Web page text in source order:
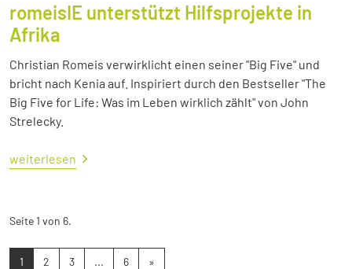
romeisIE unterstützt Hilfsprojekte in
Afrika
Christian Romeis verwirklicht einen seiner "Big Five" und
bricht nach Kenia auf. Inspiriert durch den Bestseller "The
Big Five for Life: Was im Leben wirklich zählt" von John
Strelecky.
weiterlesen
Seite 1 von 6.
1 2 3 ... 6 »